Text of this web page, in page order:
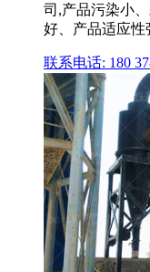
司,产品污染小
好、产品适应性
联系电话: 180